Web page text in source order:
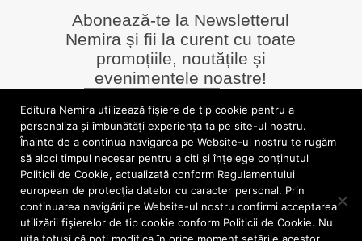
Abonează-te la Newsletterul
Nemira și fii la curent cu toate
promoțiile, noutățile și
evenimentele noastre!
LIBRĂRII online
» Librăria Online Nemira
Nemi
Alte siteuri
»Nemira Media
»
Valentin Nicolau
blog.nemira.ro © 2026. Toate drepturile rezervate.
Editura Nemira utilizează fişiere de tip cookie pentru a
personaliza și îmbunătăți experiența ta pe site-ul nostru.
Înainte de a continua navigarea pe Website-ul nostru te rugăm
să aloci timpul necesar pentru a citi și înțelege conținutul
Politicii de Cookie, actualizată conform Regulamentului
european de protecţia datelor cu caracter personal. Prin
continuarea navigării pe Website-ul nostru confirmi acceptarea
utilizării fişierelor de tip cookie conform Politicii de Cookie. Nu